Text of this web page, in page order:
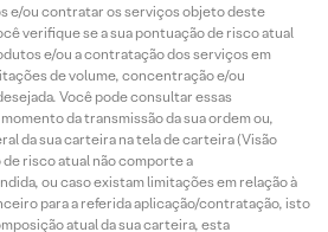
e/ou contratar os serviços objeto deste
verifique se a sua pontuação de risco atual
e/ou a contratação dos serviços em
de volume, concentração e/ou
Você pode consultar essas
da transmissão da sua ordem ou,
da sua carteira na tela de carteira (Visão
de risco atual não comporte a
ou caso existam limitações em relação à
para a referida aplicação/contratação, isto
atual da sua carteira, esta